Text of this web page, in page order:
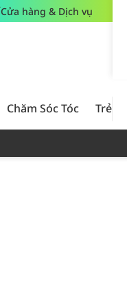
Cửa hàng & Dịch vụ
Chăm Sóc Tóc Trẻ Em